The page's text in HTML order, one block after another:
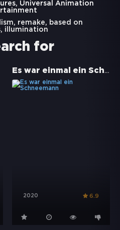
Universal Animation
, remake, based on
, illumination
for
Es war einmal ein Schneemann
2020 6.9